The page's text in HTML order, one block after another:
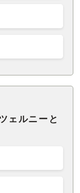
ェルニーと